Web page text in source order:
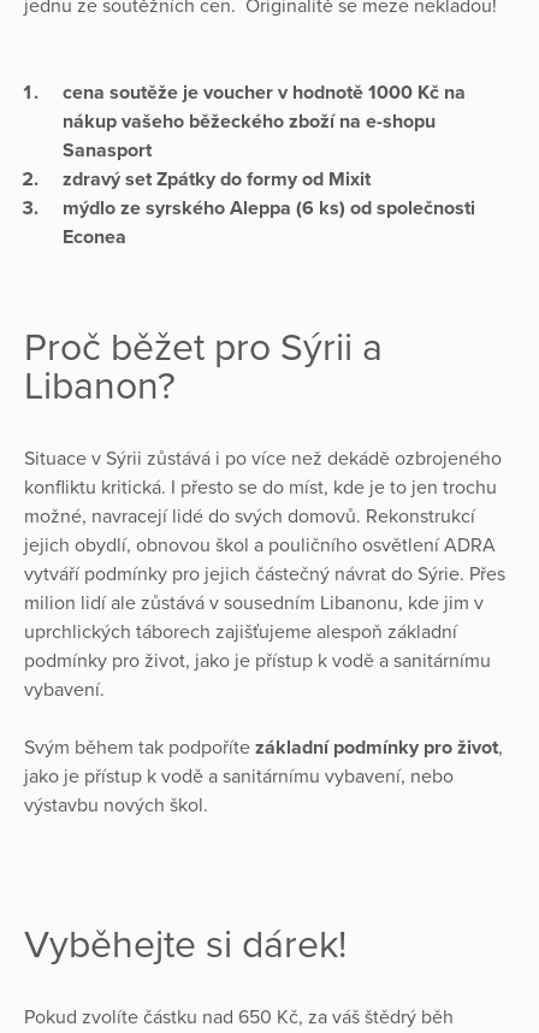
jednu ze soutěžních cen. Originalitě se meze nekladou!
cena soutěže je voucher v hodnotě 1000 Kč na
nákup vašeho běžeckého zboží na e-shopu
Sanasport
zdravý set Zpátky do formy od Mixit
mýdlo ze syrského Aleppa (6 ks) od společnosti
Econea
Proč běžet pro Sýrii a
Libanon?
Situace v Sýrii zůstává i po více než dekádě ozbrojeného
konfliktu kritická. I přesto se do míst, kde je to jen trochu
možné, navracejí lidé do svých domovů. Rekonstrukcí
jejich obydlí, obnovou škol a pouličního osvětlení ADRA
vytváří podmínky pro jejich částečný návrat do Sýrie. Přes
milion lidí ale zůstává v sousedním Libanonu, kde jim v
uprchlických táborech zajišťujeme alespoň základní
podmínky pro život, jako je přístup k vodě a sanitárnímu
vybavení.
Svým během tak podpoříte základní podmínky pro život,
jako je přístup k vodě a sanitárnímu vybavení, nebo
výstavbu nových škol.
Vyběhejte si dárek!
Pokud zvolíte částku nad 650 Kč, za váš štědrý běh